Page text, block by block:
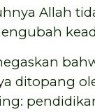
Allah
ditopang